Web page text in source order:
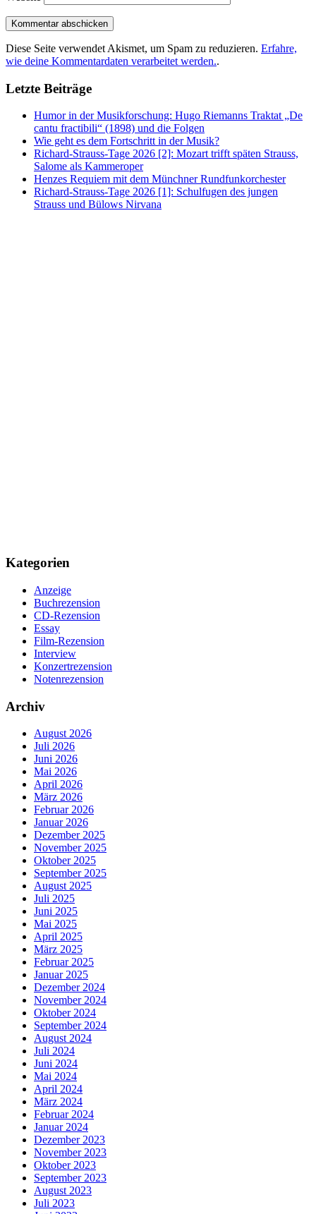
Diese Seite verwendet Akismet, um Spam zu reduzieren. Erfahre,
wie deine Kommentardaten verarbeitet werden..
Letzte Beiträge
Humor in der Musikforschung: Hugo Riemanns Traktat „De
cantu fractibili“ (1898) und die Folgen
Wie geht es dem Fortschritt in der Musik?
Richard-Strauss-Tage 2026 [2]: Mozart trifft späten Strauss,
Salome als Kammeroper
Henzes Requiem mit dem Münchner Rundfunkorchester
Richard-Strauss-Tage 2026 [1]: Schulfugen des jungen
Strauss und Bülows Nirvana
Kategorien
Anzeige
Buchrezension
CD-Rezension
Essay
Film-Rezension
Interview
Konzertrezension
Notenrezension
Archiv
August 2026
Juli 2026
Juni 2026
Mai 2026
April 2026
März 2026
Februar 2026
Januar 2026
Dezember 2025
November 2025
Oktober 2025
September 2025
August 2025
Juli 2025
Juni 2025
Mai 2025
April 2025
März 2025
Februar 2025
Januar 2025
Dezember 2024
November 2024
Oktober 2024
September 2024
August 2024
Juli 2024
Juni 2024
Mai 2024
April 2024
März 2024
Februar 2024
Januar 2024
Dezember 2023
November 2023
Oktober 2023
September 2023
August 2023
Juli 2023